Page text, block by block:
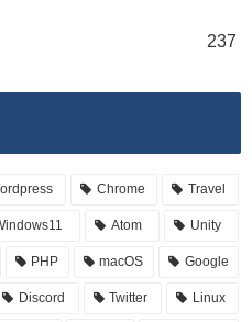
237
Chrome Travel
Atom Unity
PHP macOS Google
Discord Twitter Linux